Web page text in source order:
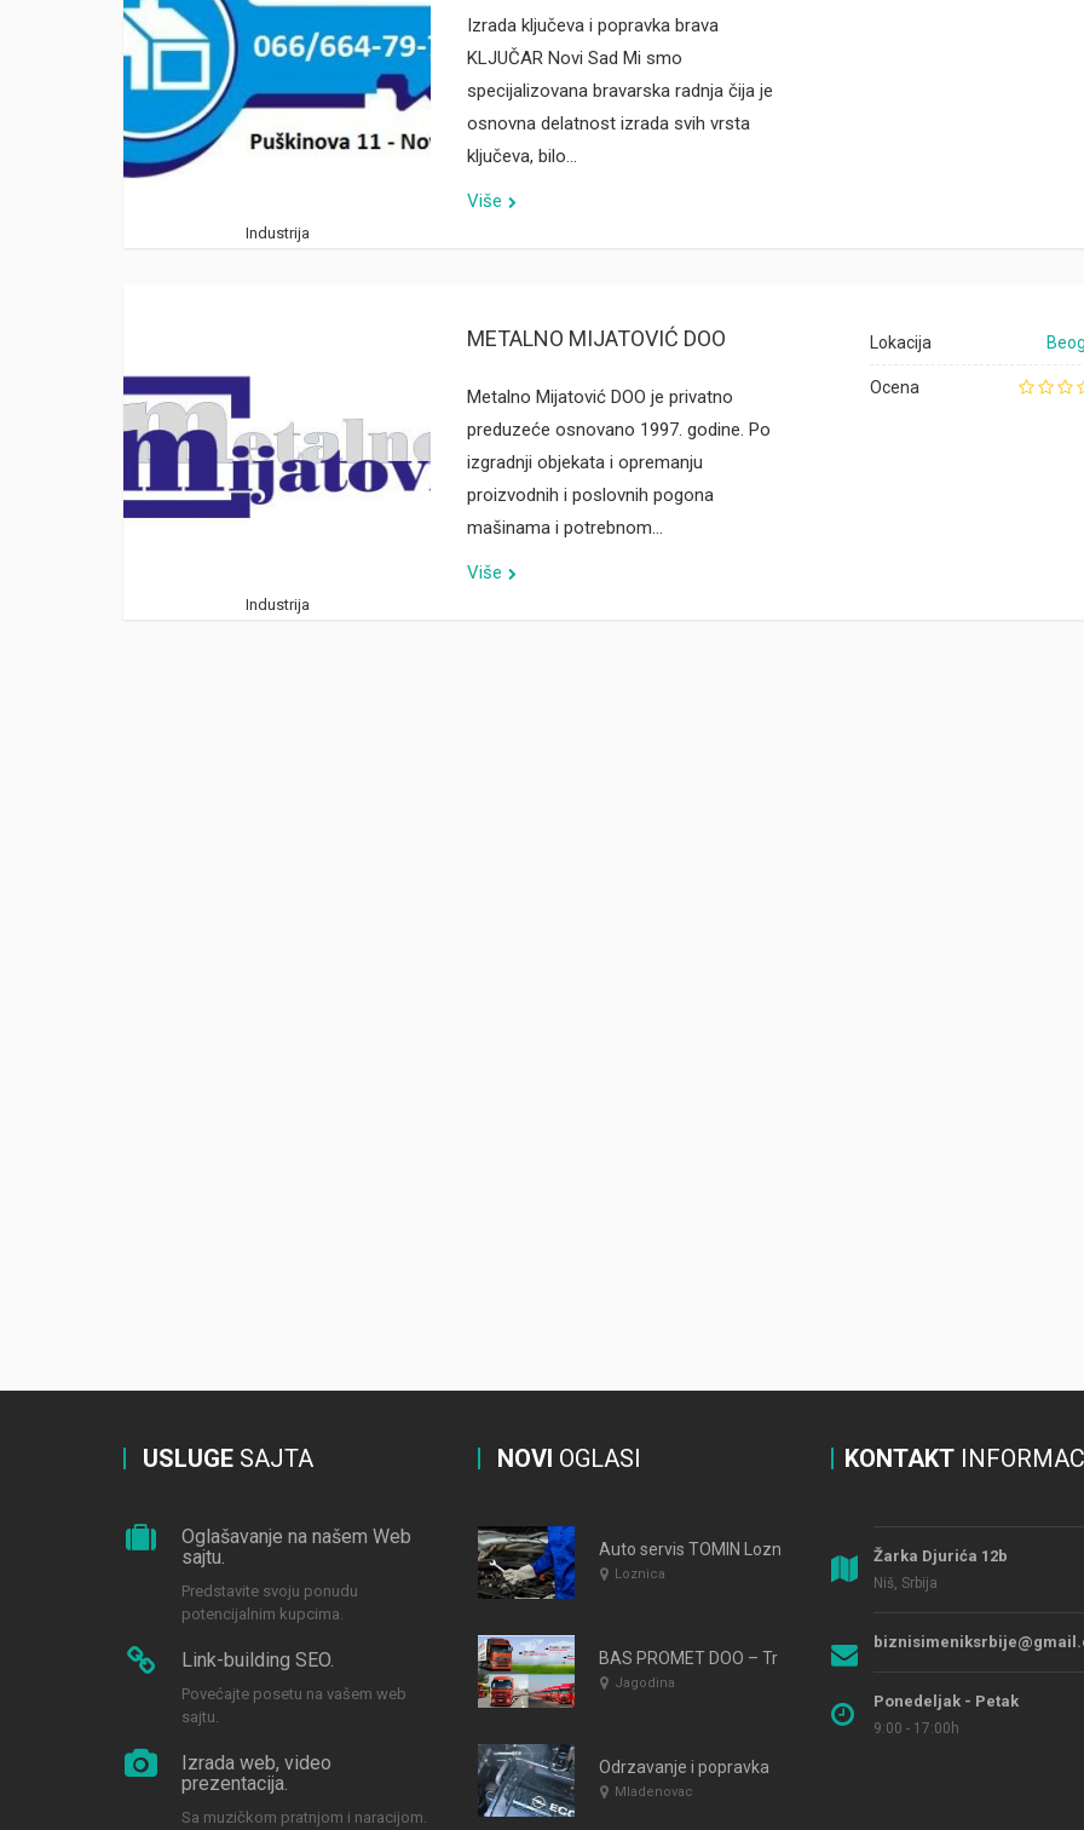
Industrija
Izrada ključeva i popravka brava
KLJUČAR Novi Sad Mi smo
specijalizovana bravarska radnja čija je
osnovna delatnost izrada svih vrsta
ključeva, bilo…
Više
Industrija
METALNO MIJATOVIĆ DOO
Metalno Mijatović DOO je privatno
preduzeće osnovano 1997. godine. Po
izgradnji objekata i opremanju
proizvodnih i poslovnih pogona
mašinama i potrebnom…
Više
Lokacija
Ocena
USLUGE SAJTA
Oglašavanje na našem Web
sajtu.
Predstavite svoju ponudu
potencijalnim kupcima.
Link-building SEO.
Povećajte posetu na vašem web
sajtu.
Izrada web, video
prezentacija.
Sa muzičkom pratnjom i naracijom.
NOVI OGLASI
Loznica
BAS PROMET DOO – Transport i trgovina
Jagodina
Mladenovac
KONTAKT
Žarka Djurića 12b
Niš, Srbija
Ponedeljak - Petak
9:00 - 17:00h